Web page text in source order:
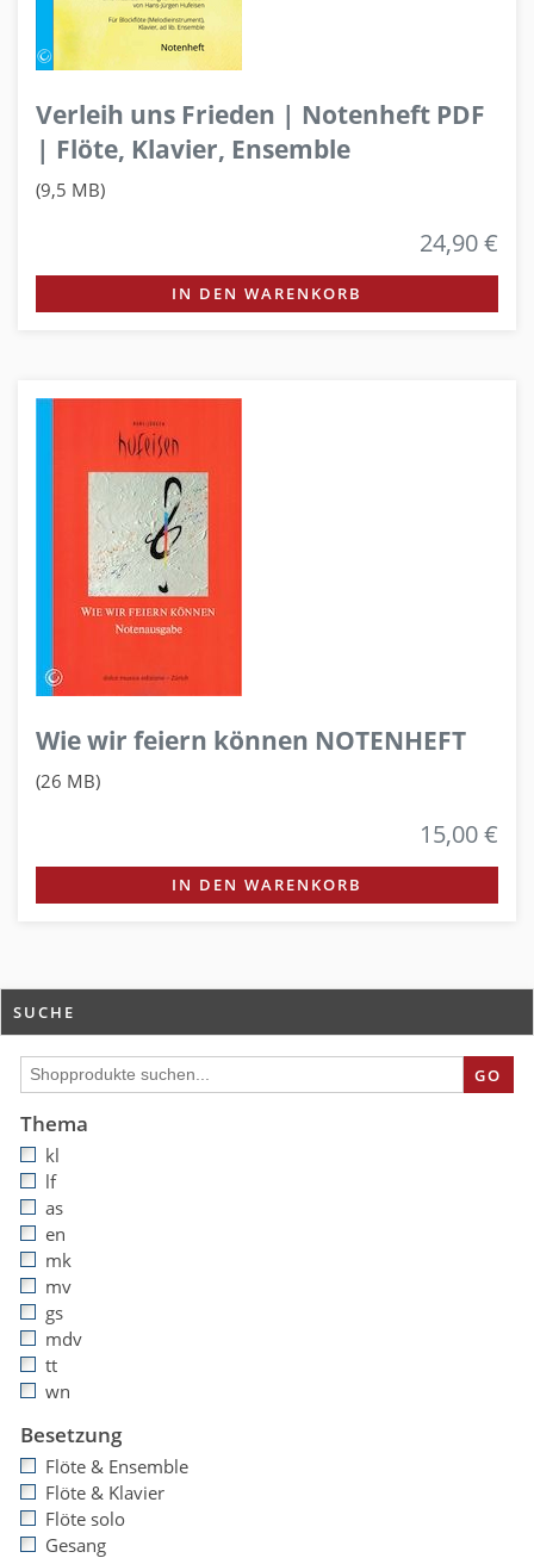
Verleih uns Frieden | Notenheft PDF
| Flöte, Klavier, Ensemble
(9,5 MB)
24,90 €
IN DEN WARENKORB
Wie wir feiern können NOTENHEFT
(26 MB)
15,00 €
IN DEN WARENKORB
SUCHE
GO
Thema
kl
lf
as
en
mk
mv
gs
mdv
tt
wn
Besetzung
Flöte & Ensemble
Flöte & Klavier
Flöte solo
Gesang